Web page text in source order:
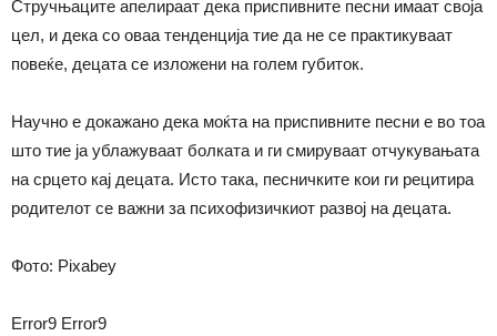
Стручњаците апелираат дека приспивните песни имаат своја
цел, и дека со оваа тенденција тие да не се практикуваат
повеќе, децата се изложени на голем губиток.
Научно е докажано дека моќта на приспивните песни е во тоа
што тие ја ублажуваат болката и ги смируваат отчукувањата
на срцето кај децата. Исто така, песничките кои ги рецитира
родителот се важни за психофизичкиот развој на децата.
Фото: Pixabey
Error9 Error9